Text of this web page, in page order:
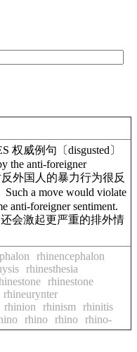
权威例句〔disgusted〕
the anti-foreigner
外国人的暴力行为很反
a move would violate
anti-foreigner sentiment.
会激起更严重的排外情
rhinencephalon
rhinesthesia
rhinestone
rhineurynter
rhinion rhinism
rhinitis
rhino rhino rhino-